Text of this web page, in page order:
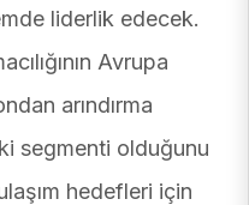
liderlik edecek.
Avrupa
arındırma
segmenti olduğunu
hedefleri için